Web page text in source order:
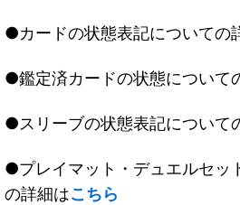
●カードの状態表記についての
●鑑定済カードの状態について
●スリーブの状態表記について
●プレイマット・デュエルセッ
の詳細はこちら